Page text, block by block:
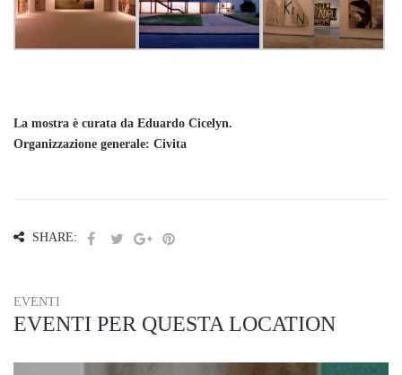
La mostra è curata da Eduardo Cicelyn.
Organizzazione generale: Civita
SHARE:
EVENTI
EVENTI PER QUESTA LOCATION